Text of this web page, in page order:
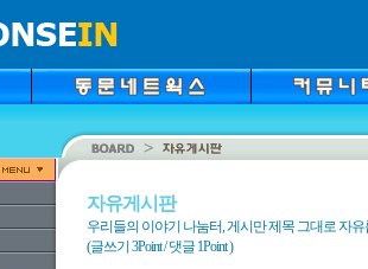
자유게시판
우리들의 이야기 나눔터, 게시만 제목 그대로 자
(글쓰기 3Point / 댓글 1Point )